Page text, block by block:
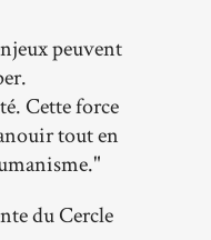
peuvent
Cette force
tout en
du Cercle